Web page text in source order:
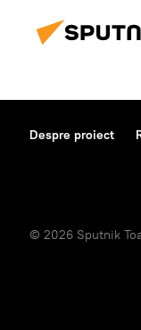
Despre proiect
© 2026 Sputnik